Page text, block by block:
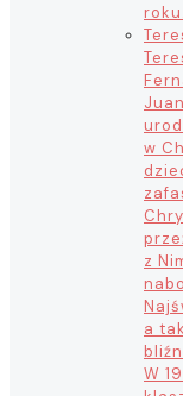
roku.
w
z
a
W